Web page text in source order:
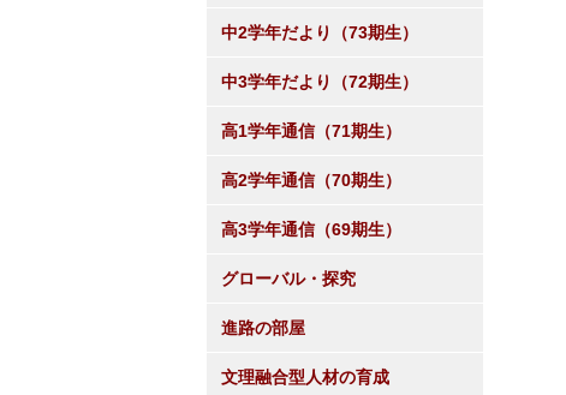
中2学年だより（73期生）
中3学年だより（72期生）
高1学年通信（71期生）
高2学年通信（70期生）
高3学年通信（69期生）
グローバル・探究
進路の部屋
文理融合型人材の育成